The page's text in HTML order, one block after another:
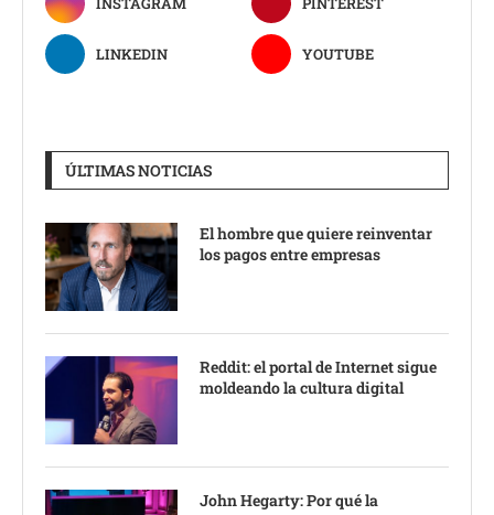
LINKEDIN YOUTUBE
ÚLTIMAS NOTICIAS
El hombre que quiere reinventar
los pagos entre empresas
Reddit: el portal de Internet sigue
moldeando la cultura digital
John Hegarty: Por qué la